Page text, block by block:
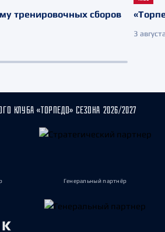
тренировочных сборов
3
КЛУБА «ТОРПЕДО» СЕЗОНА 2026/2027
Генеральный партнёр